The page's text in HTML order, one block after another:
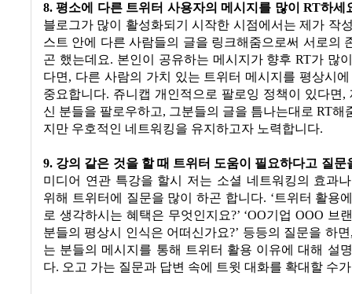
8.평소에 다른 트위터 사용자의 메시지를 많이 RT하세
블로그가 많이 활성화되기 시작한 시점에서는 제가 작
스트 안에 다른 사람들의 글을 링크해줌으로써 서로의
곤 했는데요. 본인이 공유하는 메시지가 향후 RT가 많
다면, 다른 사람의 가치 있는 트위터 메시지를 평상시
중요합니다. 쥬니캡 개인적으로 팔로잉 정책이 있다면,
신 분들을 팔로우하고, 그분들의 글을 틈나는대로 RT해
지만 우호적인 네트워킹을 유지하고자 노력합니다.
9. 강의 같은 것을 할 때 트위터 도움이 필요하다고 질문
미디어 연관 특강을 할시 저는 소셜 네트워킹의 효과
위해 트위터에 질문을 많이 하곤 합니다. ‘트위터 활용
로 생각하시는 혜택은 무엇인지요?’ ‘OO기업 OOO 브
분들의 평상시 인식은 어떠신가요?’ 등등의 질문을 하면
는 분들의 메시지를 통해 트위터 활용 이유에 대해 설
다. 오고 가는 질문과 답변 속에 트윗 대화를 확대할 수